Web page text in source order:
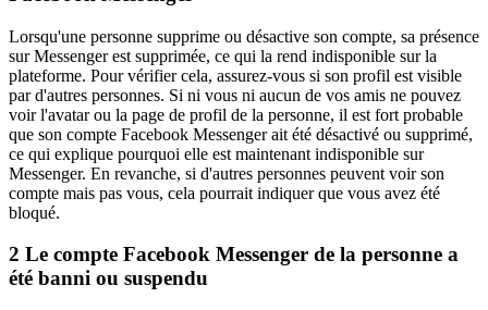
Lorsqu'une personne supprime ou désactive son compte, sa présence
sur Messenger est supprimée, ce qui la rend indisponible sur la
plateforme. Pour vérifier cela, assurez-vous si son profil est visible
par d'autres personnes. Si ni vous ni aucun de vos amis ne pouvez
voir l'avatar ou la page de profil de la personne, il est fort probable
que son compte Facebook Messenger ait été désactivé ou supprimé,
ce qui explique pourquoi elle est maintenant indisponible sur
Messenger. En revanche, si d'autres personnes peuvent voir son
compte mais pas vous, cela pourrait indiquer que vous avez été
bloqué.
2 Le compte Facebook Messenger de la personne a
été banni ou suspendu